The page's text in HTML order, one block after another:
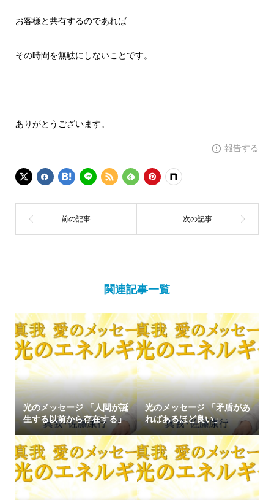
お客様と共有するのであれば
その時間を無駄にしないことです。
ありがとうございます。
報告する
関連記事一覧
光のメッセージ 「人間が誕
生する以前から存在する」
光のメッセージ 「矛盾があ
ればあるほど良い」